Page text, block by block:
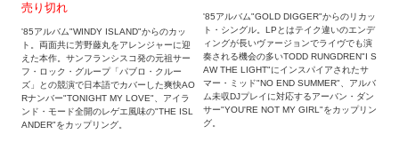
売り切れ
'85アルバム"WINDY ISLAND"からのカッ
ト。両面共に芳野藤丸をアレンジャーに迎
えた本作。サンフランシスコ発の元祖サー
フ・ロック・グループ「パブロ・クルー
ズ」との競演で日本語でカバーした爽快AO
Rナンバー"TONIGHT MY LOVE"、アイラ
ンド・モード全開のレゲエ風味の"THE ISL
ANDER"をカップリング。
'85アルバム"GOLD DIGGER"からのリカッ
ト・シングル。LPとはテイク違いのエンデ
ィングが長いヴァージョンでライヴでも演
奏される機会の多いTODD RUNGDREN"I S
AW THE LIGHT"にインスパイアされたサ
マー・ミッド"NO END SUMMER"、アルバ
ム未収DJプレイに対応するアーバン・ダン
サー"YOU'RE NOT MY GIRL"をカップリン
グ。